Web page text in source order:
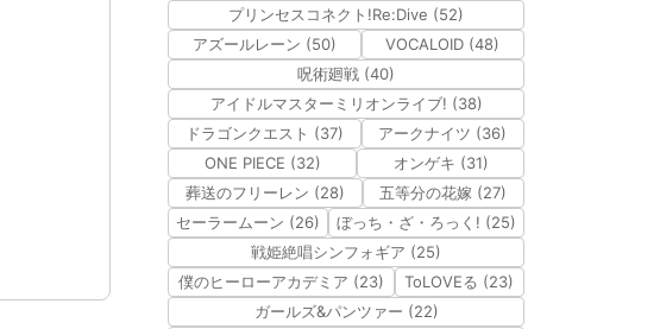
プリンセスコネクト!Re:Dive (52)
アズールレーン (50)
VOCALOID (48)
呪術廻戦 (40)
アイドルマスターミリオンライブ! (38)
ドラゴンクエスト (37)
アークナイツ (36)
ONE PIECE (32)
オンゲキ (31)
葬送のフリーレン (28)
五等分の花嫁 (27)
セーラームーン (26)
ぼっち・ざ・ろっく! (25)
戦姫絶唱シンフォギア (25)
僕のヒーローアカデミア (23)
ToLOVEる (23)
ガールズ&パンツァー (22)